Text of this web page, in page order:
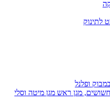
לתינוק
ופלנל
מגן ראש מגן מיטה וסלי